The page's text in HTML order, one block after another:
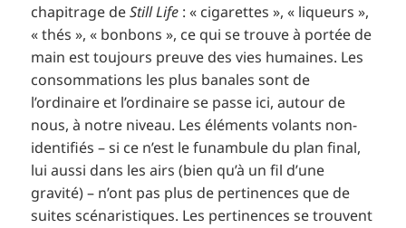
chapitrage deStill Life : « cigarettes », « liqueurs »,
« thés », « bonbons », ce qui se trouve à portée de
main est toujours preuve des vies humaines. Les
consommations les plus banales sont de
l’ordinaire et l’ordinaire se passe ici, autour de
nous, à notre niveau. Les éléments volants non-
identifiés – si ce n’est le funambule du plan final,
lui aussi dans les airs (bien qu’à un fil d’une
gravité) – n’ont pas plus de pertinences que de
suites scénaristiques. Les pertinences se trouvent